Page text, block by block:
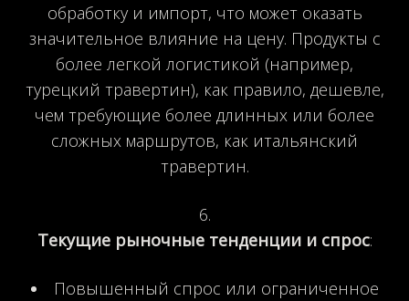
обработку и импорт, что может оказать
значительное влияние на цену. Продукты с
более легкой логистикой (например,
турецкий травертин), как правило, дешевле,
чем требующие более длинных или более
сложных маршрутов, как итальянский
травертин.
Текущие рыночные тенденции и спрос:
Повышенный спрос или ограниченное